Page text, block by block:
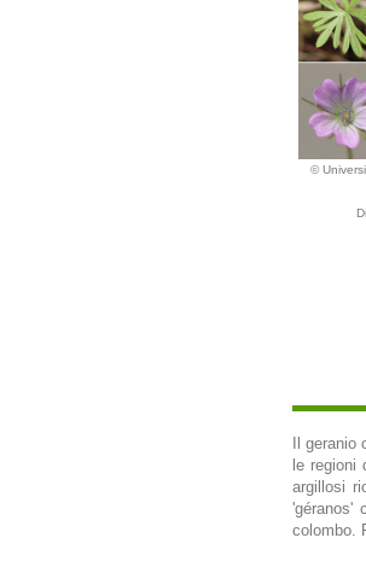
©
Il
le
argillosi
'géranos'
colombo.